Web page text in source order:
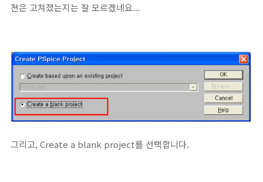
젼은 고쳐졌는지는 잘 모르겠네요...
그리고, Create a blank project를 선택합니다.